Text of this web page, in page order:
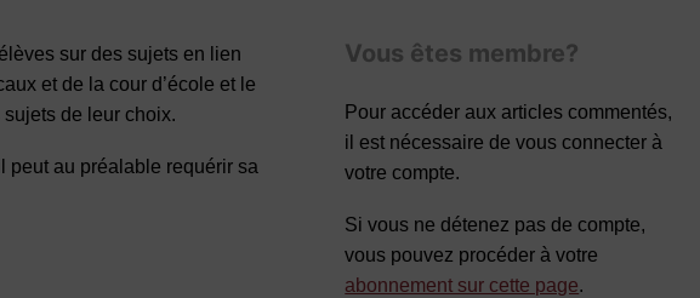
sur des sujets en lien
et de la cour d’école et le
de leur choix.
peut au préalable requérir sa
Vous êtes membre?
Pour accéder aux articles commentés,
il est nécessaire de vous connecter à
votre compte.
Si vous ne détenez pas de compte,
vous pouvez procéder à votre
abonnement sur cette page.